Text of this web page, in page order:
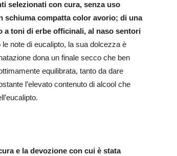
selezionati con cura, senza uso
schiuma compatta color avorio; di una
a toni di erbe officinali, al naso sentori
note di eucalipto, la sua dolcezza è
dona un finale secco che ben
equilibrata, tanto da dare
l’elevato contenuto di alcool che
e la devozione con cui è stata